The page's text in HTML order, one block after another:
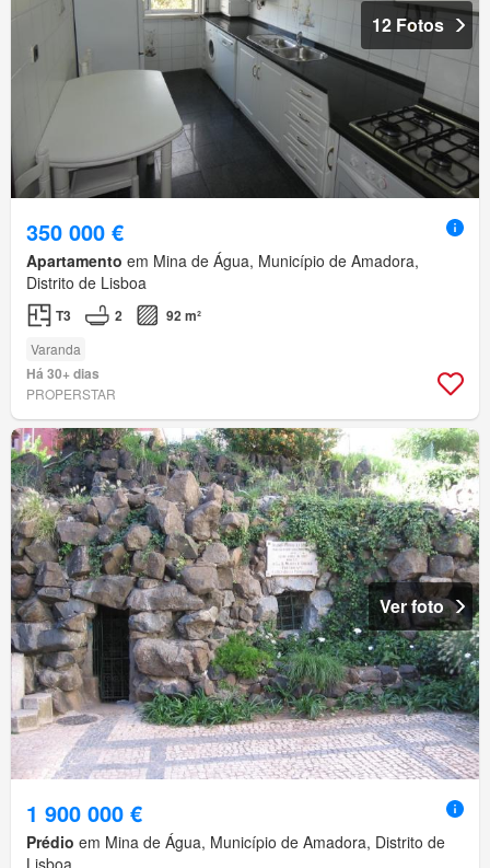
12 Fotos
350 000 €
Apartamento em Mina de Água, Município de Amadora,
Distrito de Lisboa
T3 2 92 m²
Varanda
Há 30+ dias
PROPERSTAR
Ver foto
1 900 000 €
Prédio em Mina de Água, Município de Amadora, Distrito de
Lisboa